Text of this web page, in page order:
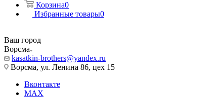
Корзина0
Избранные товары0
Ваш город
Ворсма
kasatkin-brothers@yandex.ru
Ворсма, ул. Ленина 86, цех 15
Вконтакте
MAX